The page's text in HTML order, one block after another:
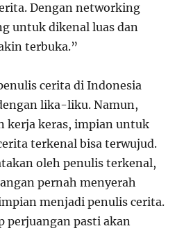
Dengan networking
untuk dikenal luas dan
terbuka.”
cerita di Indonesia
lika-liku. Namun,
kerja keras, impian untuk
terkenal bisa terwujud.
oleh penulis terkenal,
pernah menyerah
menjadi penulis cerita.
perjuangan pasti akan